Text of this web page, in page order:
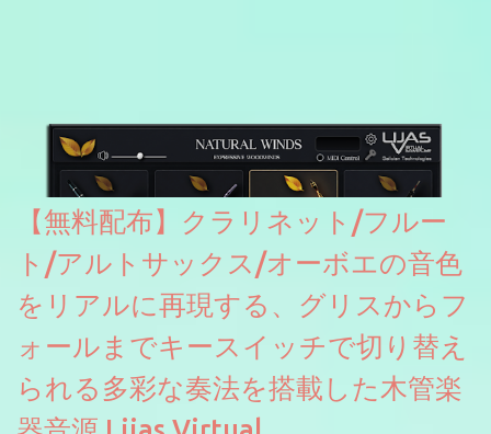
【無料配布】クラリネット/フルー
ト/アルトサックス/オーボエの音色
をリアルに再現する、グリスからフ
ォールまでキースイッチで切り替え
られる多彩な奏法を搭載した木管楽